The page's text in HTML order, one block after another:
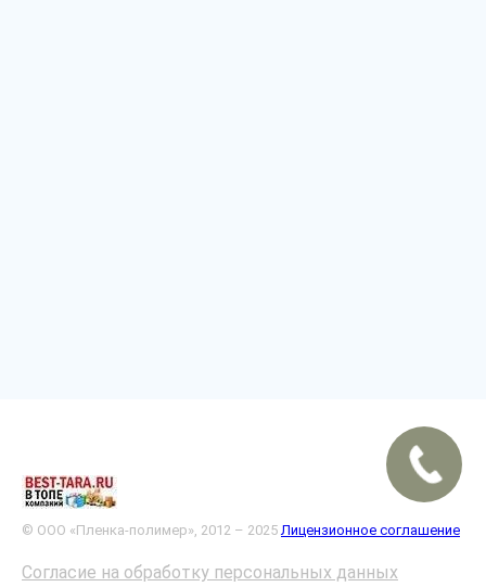
© ООО «Пленка-полимер», 2012 – 2025 Лицензионное соглашение
Согласие на обработку персональных данных